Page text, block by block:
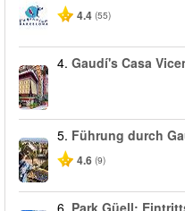
4.4 (55)
4. Gaudí's Casa
5. Führung durch
4.6 (9)
6. Park Güell: